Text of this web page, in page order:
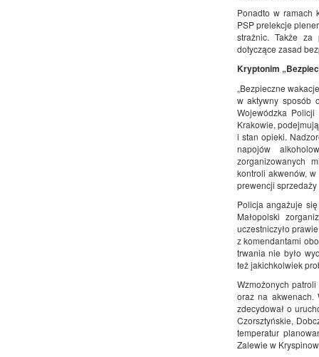
Ponadto w ramach
PSP prelekcje
strażnic. Także za
dotyczące zasad
Kryptonim
„Bezpieczne
w aktywny sposób
Wojewódzka
Krakowie,
i stan opieki.
napojów
zorganizowanych
kontroli akwenów,
prewencji
Policja angażuje
Małopolski
uczestniczyło
z komendantami
trwania nie było
też jakichkolwiek
Wzmożonych
oraz na akwenach.
zdecydował o
Czorsztyńskie,
temperatur
Zalewie w